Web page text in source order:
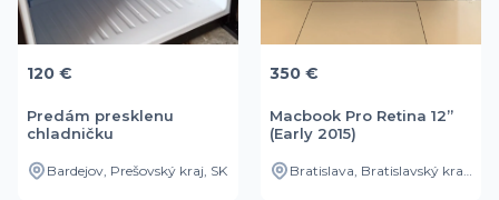
120 €
Predám presklenu
chladničku
Bardejov, Prešovský kraj, SK
350 €
Macbook Pro Retina 12”
(Early 2015)